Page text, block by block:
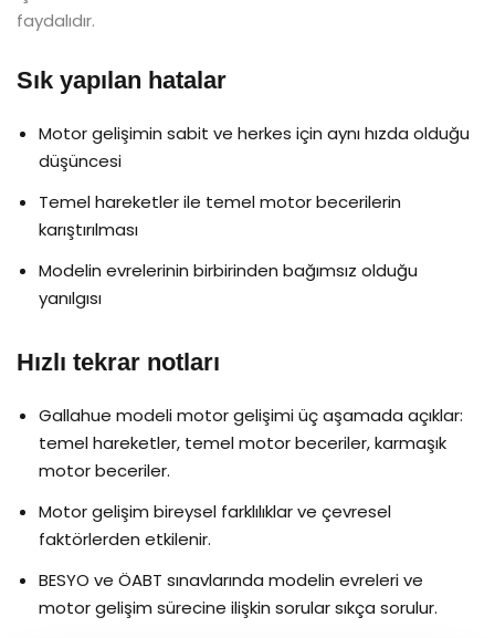
faydalıdır.
Sık yapılan hatalar
Motor gelişimin sabit ve herkes için aynı hızda olduğu
düşüncesi
Temel hareketler ile temel motor becerilerin
karıştırılması
Modelin evrelerinin birbirinden bağımsız olduğu
yanılgısı
Hızlı tekrar notları
Gallahue modeli motor gelişimi üç aşamada açıklar:
temel hareketler, temel motor beceriler, karmaşık
motor beceriler.
Motor gelişim bireysel farklılıklar ve çevresel
faktörlerden etkilenir.
BESYO ve ÖABT sınavlarında modelin evreleri ve
motor gelişim sürecine ilişkin sorular sıkça sorulur.